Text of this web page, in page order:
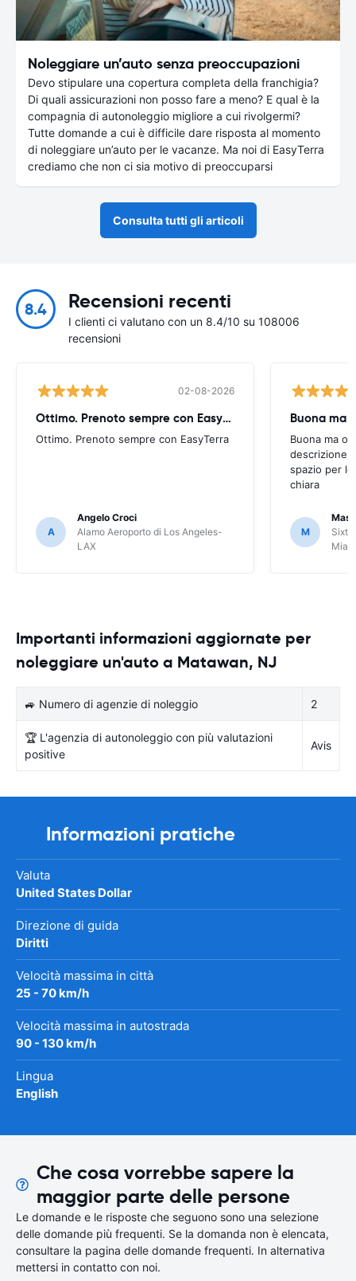
Noleggiare un’auto senza preoccupazioni
Devo stipulare una copertura completa della franchigia?
Di quali assicurazioni non posso fare a meno? E qual è la
compagnia di autonoleggio migliore a cui rivolgermi?
Tutte domande a cui è difficile dare risposta al momento
di noleggiare un’auto per le vacanze. Ma noi di EasyTerra
crediamo che non ci sia motivo di preoccuparsi
Consulta tutti gli articoli
8.4 Recensioni recenti
I clienti ci valutano con un 8.4/10 su 108006
recensioni
02-08-2026
Ottimo. Prenoto sempre con EasyTerra
Ottimo. Prenoto sempre con EasyTerra
A
Angelo Croci
Alamo Aeroporto di Los Angeles-
LAX
Buona ma
Buona ma
descrizione
spazio per
chiara
M
Sixt
Importanti informazioni aggiornate per
noleggiare un'auto a Matawan, NJ
🚙 Numero di agenzie di noleggio 2
🏆 L'agenzia di autonoleggio con più valutazioni
positive
Avis
Informazioni pratiche
Valuta
United States Dollar
Direzione di guida
Diritti
Velocità massima in città
25 - 70 km/h
Velocità massima in autostrada
90 - 130 km/h
Lingua
English
Che cosa vorrebbe sapere la
maggior parte delle persone
Le domande e le risposte che seguono sono una selezione
delle domande più frequenti. Se la domanda non è elencata,
consultare la pagina delle domande frequenti. In alternativa
mettersi in contatto con noi.